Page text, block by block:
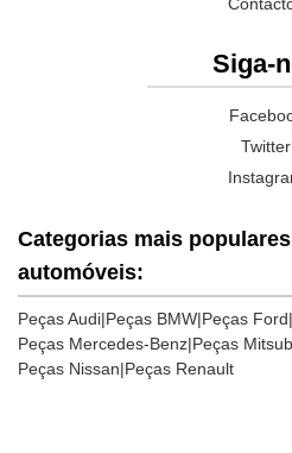
Siga-
Twitter
Categorias mais
automóveis:
Peças Audi|Peças BMW|Peças Ford|
Peças Mercedes-Benz|Peças
Peças Nissan|Peças Renault